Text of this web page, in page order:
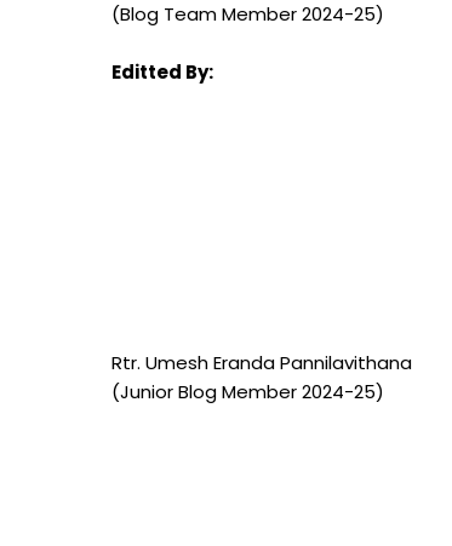
(Blog Team Member 2024-25)
Editted By:
Rtr. Umesh Eranda Pannilavithana
(Junior Blog Member 2024-25)